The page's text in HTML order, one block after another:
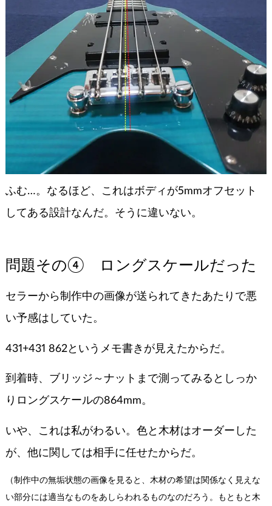
ふむ…。なるほど、これはボディが5mmオフセット
してある設計なんだ。そうに違いない。
問題その④ ロングスケールだった
セラーから制作中の画像が送られてきたあたりで悪
い予感はしていた。
431+431 862というメモ書きが見えたからだ。
到着時、ブリッジ～ナットまで測ってみるとしっか
りロングスケールの864mm。
いや、これは私がわるい。色と木材はオーダーした
が、他に関しては相手に任せたからだ。
（制作中の無垢状態の画像を見ると、木材の希望は関係なく見えな
い部分には適当なものをあしらわれるものなのだろう。もともと木